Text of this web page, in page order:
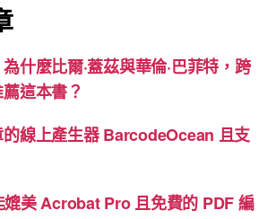
為什麼比爾·蓋茲與華倫·巴菲特，跨
這本書？
線上產生器 BarcodeOcean 且支
美 Acrobat Pro 且免費的 PDF 編